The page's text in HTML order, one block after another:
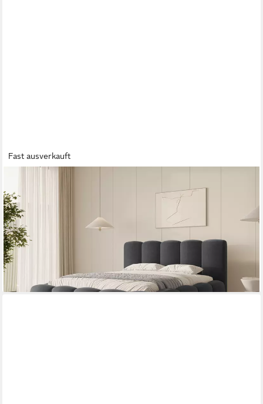
Fast ausverkauft
Polsterbett BUBBLE 18 (Polsterbett Bubble mit Bettkasten und
Lattenrost aus Samt Velvet Velour Wolkenbett - Polsterbett
160), Maße (B x H x T): 163/183/203 x 100 x 220 cm
ab 679,00 €
929,00 €
-27%
lieferbar in 3 Wochen
+4